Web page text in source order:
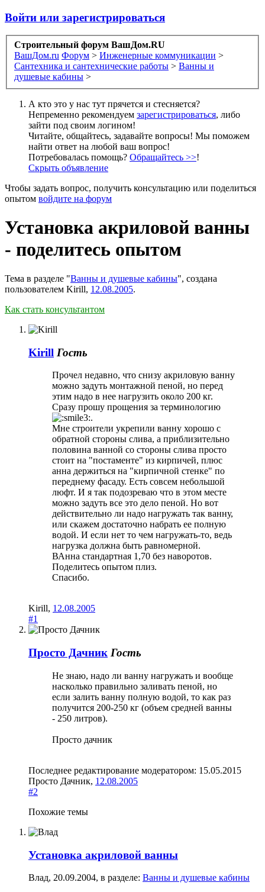
Войти или зарегистрироваться
Строительный форум ВашДом.RU
ВашДом.ru Форум > Инженерные коммуникации >
Сантехника и сантехнические работы > Ванны и
душевые кабины >
А кто это у нас тут прячется и стесняется?
Непременно рекомендуем зарегистрироваться, либо
зайти под своим логином!
Читайте, общайтесь, задавайте вопросы! Мы поможем
найти ответ на любой ваш вопрос!
Потребовалась помощь? Обращайтесь >>!
Скрыть объявление
Чтобы задать вопрос, получить консультацию или поделиться
опытом войдите на форум
Установка акриловой ванны
- поделитесь опытом
Тема в разделе "Ванны и душевые кабины", создана
пользователем Kirill, 12.08.2005.
Как стать консультантом
Kirill Гость
Прочел недавно, что снизу акриловую ванну
можно задуть монтажной пеной, но перед
этим надо в нее нагрузить около 200 кг.
Сразу прошу прощения за терминологию
.
Мне строители укрепили ванну хорошо с
обратной стороны слива, а приблизительно
половина ванной со стороны слива просто
стоит на "постаменте" из кирпичей, плюс
анна держиться на "кирпичной стенке" по
переднему фасаду. Есть совсем небольшой
люфт. И я так подозреваю что в этом месте
можно задуть все это дело пеной. Но вот
действительно ли надо нагружать так ванну,
или скажем достаточно набрать ее полную
водой. И если нет то чем нагружать-то, ведь
нагрузка должна быть равномерной.
ВАнна стандартная 1,70 без наворотов.
Поделитесь опытом плиз.
Спасибо.
Kirill, 12.08.2005
#1
Просто Дачник Гость
Не знаю, надо ли ванну нагружать и вообще
насколько правильно заливать пеной, но
если залить ванну полную водой, то как раз
получится 200-250 кг (объем средней ванны
- 250 литров).
Просто дачник
Последнее редактирование модератором: 15.05.2015
Просто Дачник, 12.08.2005
#2
Похожие темы
Установка акриловой ванны
Влад, 20.09.2004, в разделе: Ванны и душевые кабины